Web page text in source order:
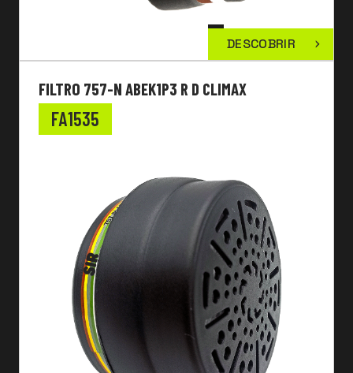
DESCOBRIR
FILTRO 757-N ABEK1P3 R D CLIMAX
FA1535